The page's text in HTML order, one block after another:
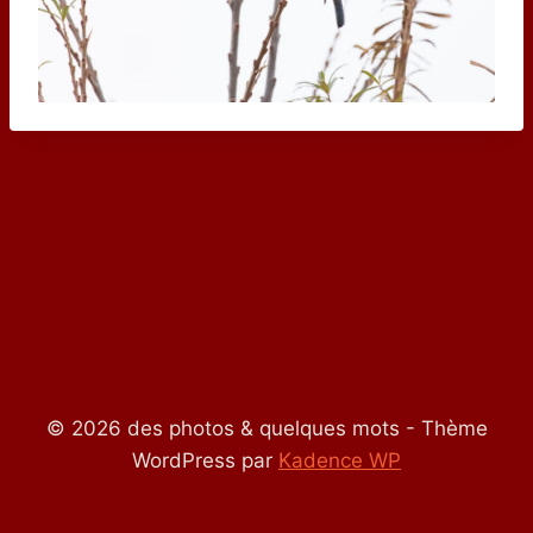
© 2026 des photos & quelques mots - Thème
WordPress par Kadence WP